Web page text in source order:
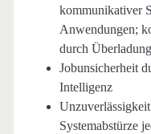
kommunikativer
Anwendungen;
durch
Jobunsicherheit
Intelligenz
Systemabstürze